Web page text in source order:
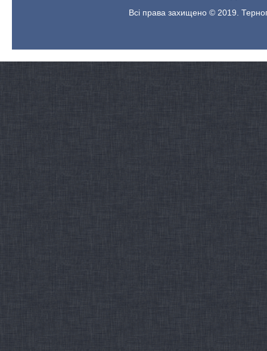
Всі права захищено © 2019.